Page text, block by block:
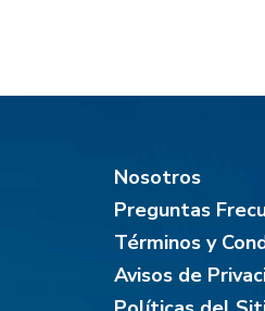
Nosotros
Preguntas
Términos y
Avisos de